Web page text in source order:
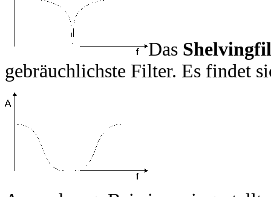
Das
gebräuchlichste Filter. Es findet